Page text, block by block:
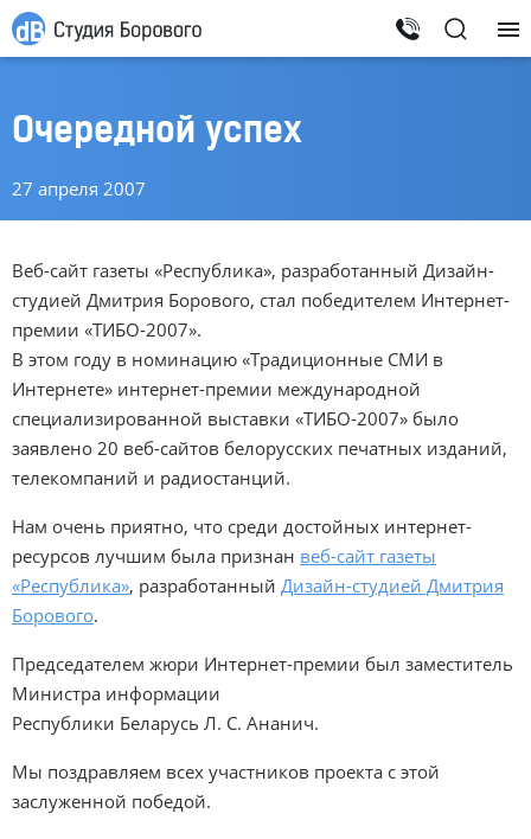
Очередной успех
27 апреля 2007
Веб-сайт газеты «Республика», разработанный Дизайн-
студией Дмитрия Борового, стал победителем Интернет-
премии «ТИБО-2007».
В этом году в номинацию «Традиционные СМИ в
Интернете» интернет-премии международной
специализированной выставки «ТИБО-2007» было
заявлено 20 веб-сайтов белорусских печатных изданий,
телекомпаний и радиостанций.
Нам очень приятно, что среди достойных интернет-
ресурсов лучшим была признан веб-сайт газеты
«Республика», разработанный Дизайн-студией Дмитрия
Борового.
Председателем жюри Интернет-премии был заместитель
Министра информации
Республики Беларусь Л. С. Ананич.
Мы поздравляем всех участников проекта с этой
заслуженной победой.